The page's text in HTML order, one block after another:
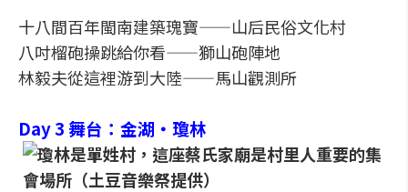
十八間百年閩南建築瑰寶——山后民俗文化村
八吋榴砲操跳給你看——獅山砲陣地
林毅夫從這裡游到大陸——馬山觀測所
Day 3 舞台：金湖・瓊林